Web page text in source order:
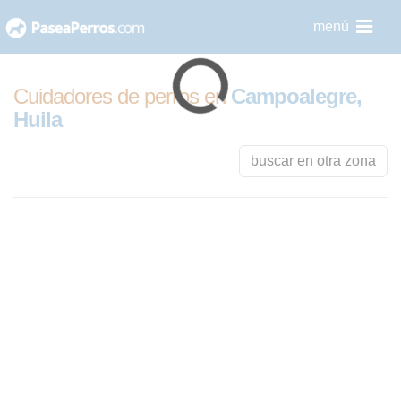
al
menú
Cuidadores de perros enCampoalegre,
Huila
buscar en otra zona